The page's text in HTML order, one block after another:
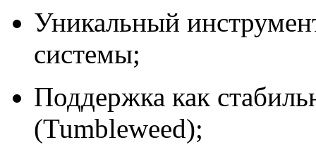
Уникальный
системы;
Поддержка как
(Tumbleweed);